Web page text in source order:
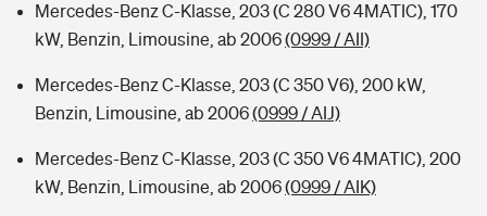
Mercedes-Benz C-Klasse, 203 (C 280 V6 4MATIC), 170
kW, Benzin, Limousine, ab 2006(0999 / AII)
Mercedes-Benz C-Klasse, 203 (C 350 V6), 200 kW,
Benzin, Limousine, ab 2006(0999 / AIJ)
Mercedes-Benz C-Klasse, 203 (C 350 V6 4MATIC), 200
kW, Benzin, Limousine, ab 2006(0999 / AIK)